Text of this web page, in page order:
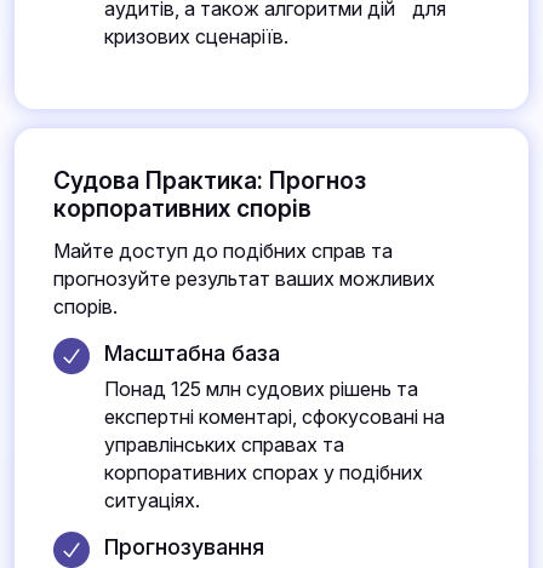
аудитів, а також алгоритми дій для
кризових сценаріїв.
Судова Практика: Прогноз
корпоративних спорів
Майте доступ до подібних справ та
прогнозуйте результат ваших можливих
спорів.
Масштабна база
Понад 125 млн судових рішень та
експертні коментарі, сфокусовані на
управлінських справах та
корпоративних спорах у подібних
ситуаціях.
Прогнозування